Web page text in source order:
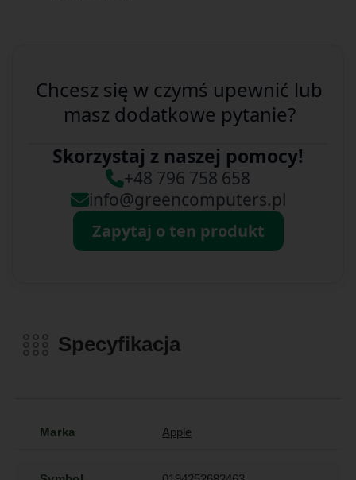
Chcesz się w czymś upewnić lub
masz dodatkowe pytanie?
Skorzystaj z naszej pomocy!
+48 796 758 658
info@greencomputers.pl
Zapytaj o ten produkt
Specyfikacja
Marka Apple